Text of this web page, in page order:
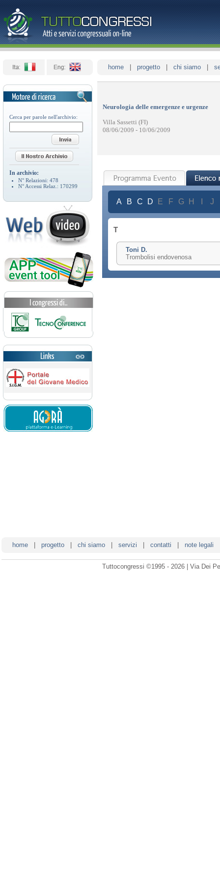
Cerca per parole nell'archivio:
In archivio:
N° Relazioni: 478
N° Accessi Relaz.: 170299
home progetto chi siamo
Neurologia delle emergenze e urgenze
Villa Sassetti (FI)
08/06/2009 - 10/06/2009
A B C D E F G H J
T
Toni D.
Trombolisi endovenosa
home progetto chi siamo servizi contatti note legali
Tuttocongressi ©1995 - 2026 | Via Dei